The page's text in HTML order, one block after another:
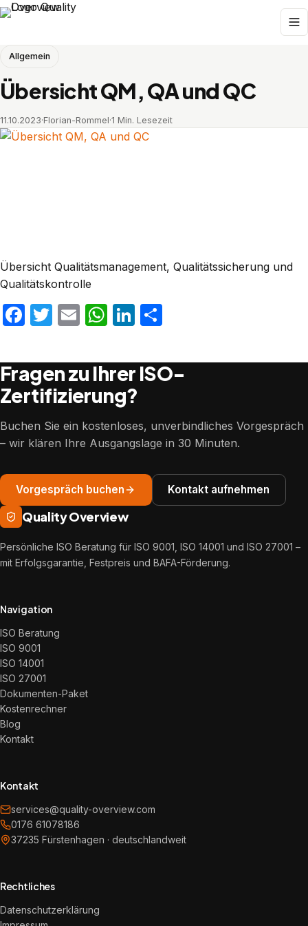
Allgemein
Übersicht QM, QA und QC
11.10.2023·Florian-Rommel·1 Min. Lesezeit
Übersicht Qualitätsmanagement, Qualitätssicherung und
Qualitätskontrolle
Facebook
Twitter
EmailWhatsApp
LinkedIn
Fragen zu Ihrer ISO-
Zertifizierung?
Buchen Sie ein kostenloses, unverbindliches Vorgespräch
– wir klären Ihre Ausgangslage in 30 Minuten.
Vorgespräch buchen Kontakt aufnehmen
Quality Overview
Persönliche ISO Beratung für ISO 9001, ISO 14001 und ISO 27001 –
mit Erfolgsgarantie, Festpreis und BAFA-Förderung.
Navigation
ISO Beratung
ISO 9001
ISO 14001
ISO 27001
Dokumenten-Paket
Kostenrechner
Blog
Kontakt
Kontakt
services@quality-overview.com
0176 61078186
37235 Fürstenhagen · deutschlandweit
Rechtliches
Datenschutzerklärung